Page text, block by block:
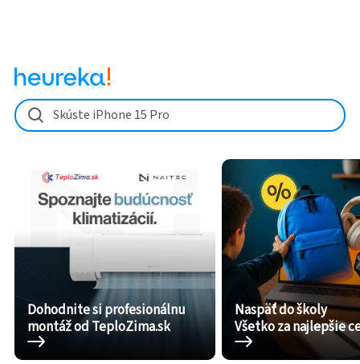
Skúste iPhone 15 Pro
Dohodnite si profesionálnu
montáž od TeploZima.sk
Naspäť do školy
Všetko za najlepšie